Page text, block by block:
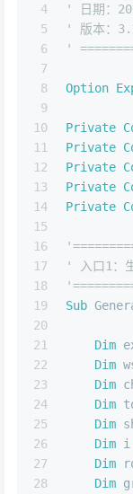
4
5
6
7
8
9
10
11
12
13
14
15
16
17
18
19
20
21
22
23
24
25
26
27
28
' 日期：
' 版本：
'
Option
Private
Private
Private
Private
Private
' 入口1：
Sub
Dim
Dim
Dim
Dim
Dim
Dim i
Dim
Dim